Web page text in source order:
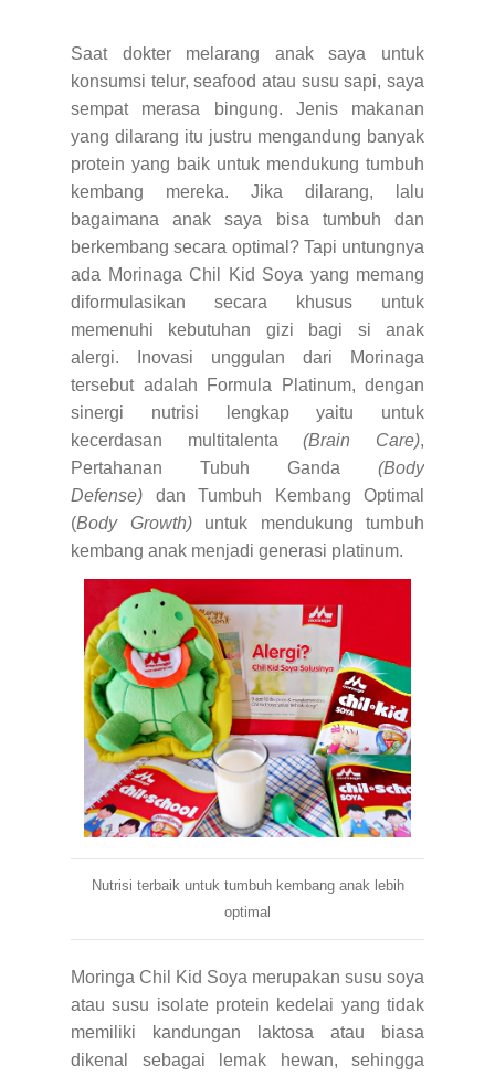
Saat dokter melarang anak saya untuk
konsumsi telur, seafood atau susu sapi, saya
sempat merasa bingung. Jenis makanan
yang dilarang itu justru mengandung banyak
protein yang baik untuk mendukung tumbuh
kembang mereka. Jika dilarang, lalu
bagaimana anak saya bisa tumbuh dan
berkembang secara optimal? Tapi untungnya
ada Morinaga Chil Kid Soya yang memang
diformulasikan secara khusus untuk
memenuhi kebutuhan gizi bagi si anak
alergi. Inovasi unggulan dari Morinaga
tersebut adalah Formula Platinum, dengan
sinergi nutrisi lengkap yaitu untuk
kecerdasan multitalenta(Brain Care),
Pertahanan Tubuh Ganda (Body
Defense) dan Tumbuh Kembang Optimal
(Body Growth)untuk mendukung tumbuh
kembang anak menjadi generasi platinum.
Nutrisi terbaik untuk tumbuh kembang anak lebih
optimal
Moringa Chil Kid Soya merupakan susu soya
atau susu isolate protein kedelai yang tidak
memiliki kandungan laktosa atau biasa
dikenal sebagai lemak hewan, sehingga